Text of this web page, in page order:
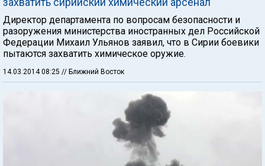
Директор департамента по вопросам безопасности и
разоружения министерства иностранных дел Российской
Федерации Михаил Ульянов заявил, что в Сирии боевики
пытаются захватить химическое оружие.
14.03.2014 08:25 // Ближний Восток